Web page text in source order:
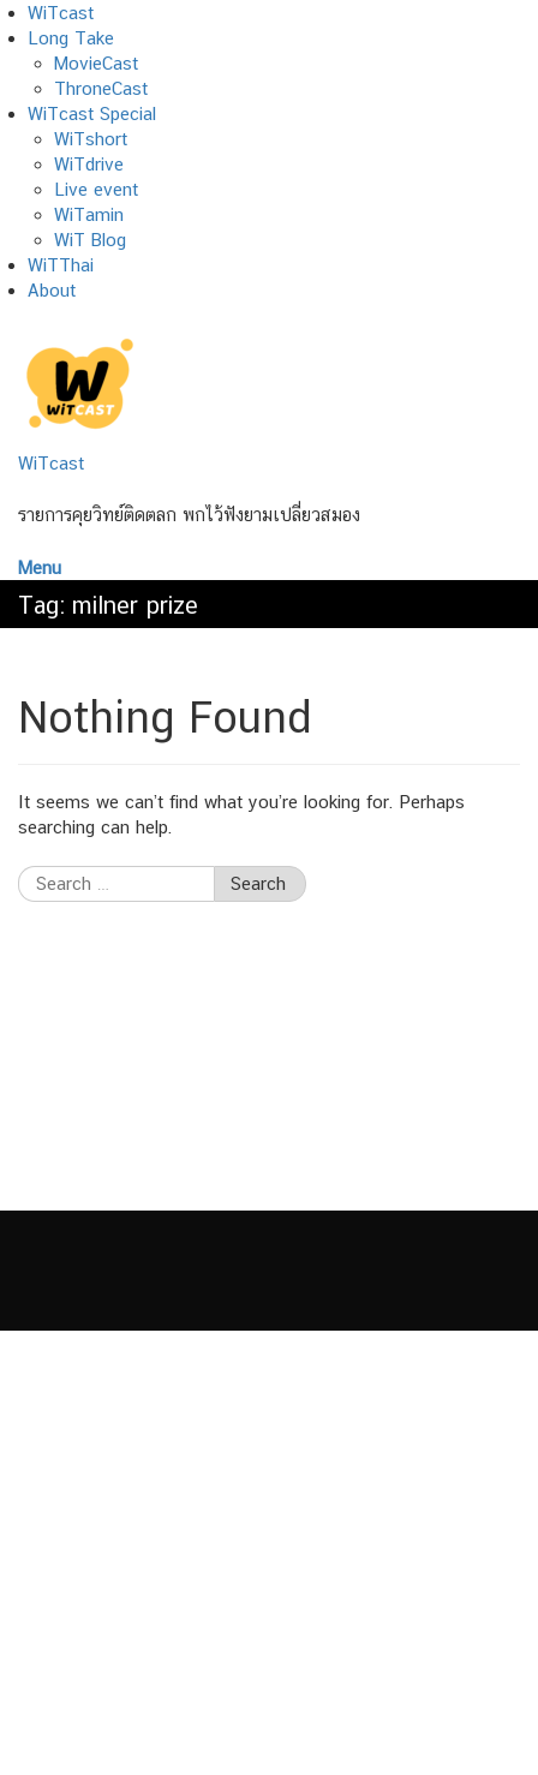
Skip
to
content
WiTcast
Long Take
MovieCast
ThroneCast
WiTcast Special
WiTshort
WiTdrive
Live event
WiTamin
WiT Blog
WiTThai
About
WiTcast
รายการคุยวิทย์ติดตลก พกไว้ฟังยามเปลี่ยวสมอง
Menu
Tag: milner prize
Nothing Found
It seems we can’t find what you’re looking for. Perhaps
searching can help.
Search
for: